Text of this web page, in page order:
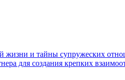
жизни и тайны супружеских
для создания крепких